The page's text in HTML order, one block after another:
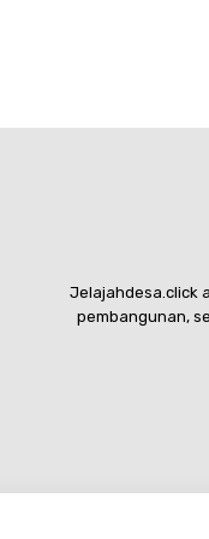
Jelajahdesa.click
pembangunan,